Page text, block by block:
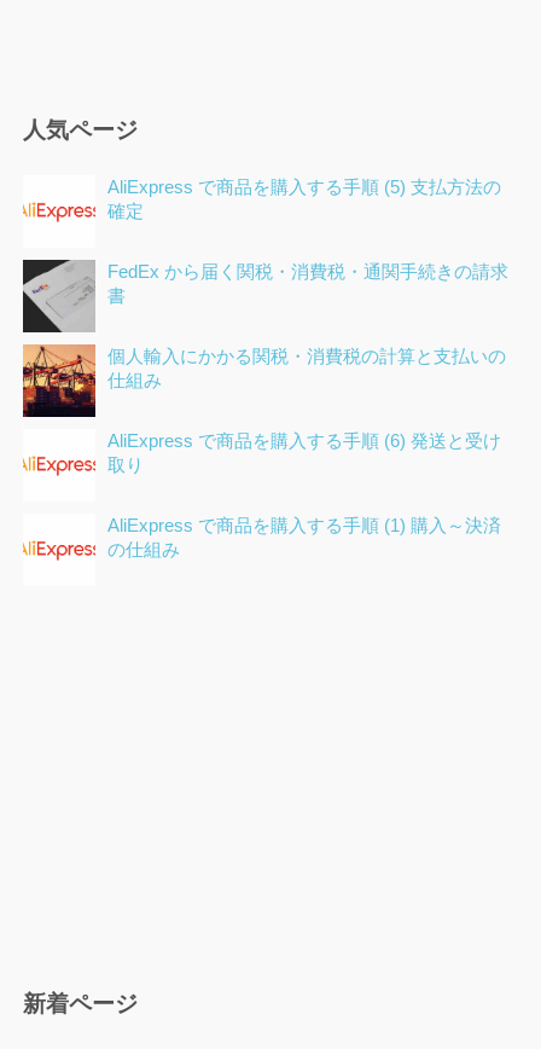
人気ページ
AliExpress で商品を購入する手順 (5) 支払方法の
確定
FedEx から届く関税・消費税・通関手続きの請求
書
個人輸入にかかる関税・消費税の計算と支払いの
仕組み
AliExpress で商品を購入する手順 (6) 発送と受け
取り
AliExpress で商品を購入する手順 (1) 購入～決済
の仕組み
新着ページ